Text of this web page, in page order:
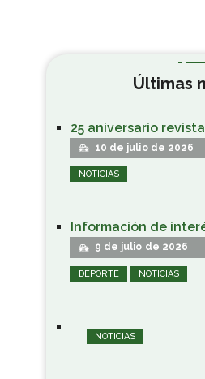
Últimas
25 aniversario revista
10 de julio de 2026
NOTICIAS
Información de
9 de julio de 2026
DEPORTE NOTICIAS
NOTICIAS